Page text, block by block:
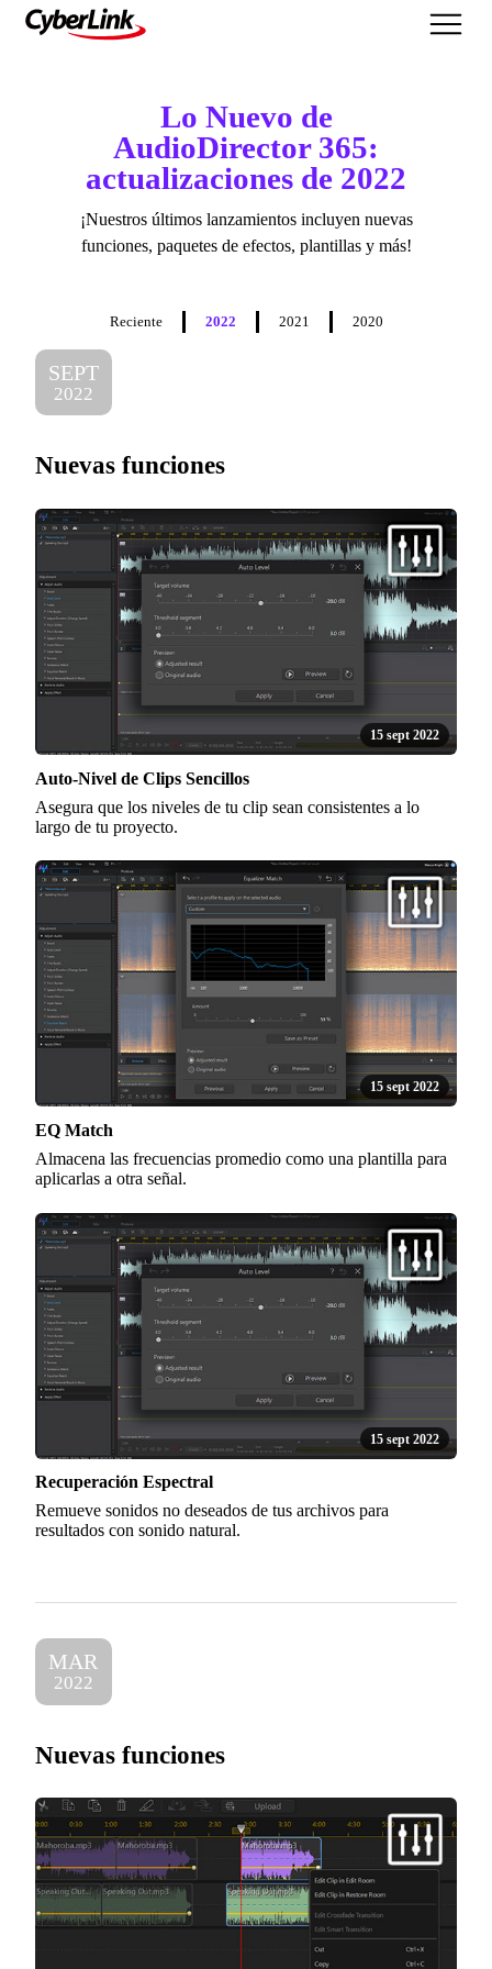
Lo Nuevo de
AudioDirector 365:
actualizaciones de 2022
¡Nuestros últimos lanzamientos incluyen nuevas
funciones, paquetes de efectos, plantillas y más!
Reciente 2022 2021 2020
SEPT
2022
Nuevas funciones
15 sept 2022
Auto-Nivel de Clips Sencillos
Asegura que los niveles de tu clip sean consistentes a lo
largo de tu proyecto.
15 sept 2022
EQ Match
Almacena las frecuencias promedio como una plantilla para
aplicarlas a otra señal.
15 sept 2022
Recuperación Espectral
Remueve sonidos no deseados de tus archivos para
resultados con sonido natural.
MAR
2022
Nuevas funciones